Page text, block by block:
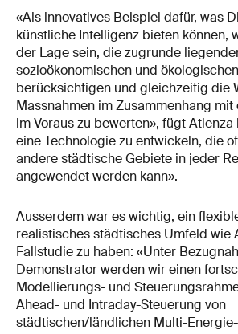
«Als innovatives Beispiel dafür, was
künstliche Intelligenz bieten können,
der Lage sein, die zugrunde
sozioökonomischen und
berücksichtigen und gleichzeitig die
Massnahmen im Zusammenhang
im Voraus zu bewerten», fügt Atienza
eine Technologie zu entwickeln, die
andere städtische Gebiete in jeder
angewendet werden kann».
Ausserdem war es wichtig, ein
realistisches städtisches Umfeld wie
Fallstudie zu haben: «Unter
Demonstrator werden wir einen
Modellierungs- und
Ahead- und Intraday-Steuerung von
städtischen/ländlichen Multi-